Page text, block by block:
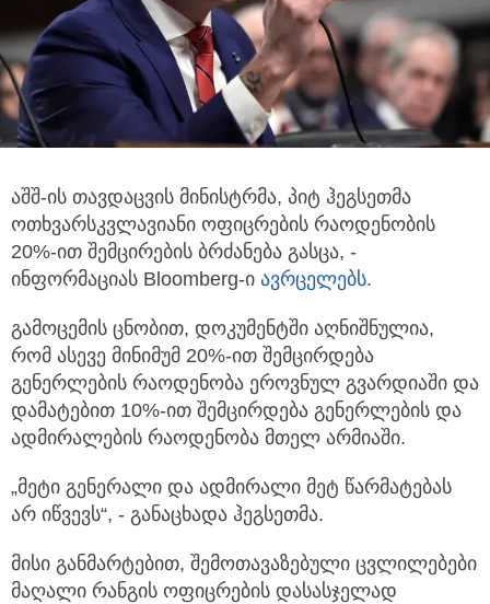
აშშ-ის თავდაცვის მინისტრმა, პიტ ჰეგსეთმა
ოთხვარსკვლავიანი ოფიცრების რაოდენობის
20%-ით შემცირების ბრძანება გასცა, -
ინფორმაციას Bloomberg-ი ავრცელებს.
გამოცემის ცნობით, დოკუმენტში აღნიშნულია,
რომ ასევე მინიმუმ 20%-ით შემცირდება
გენერლების რაოდენობა ეროვნულ გვარდიაში და
დამატებით 10%-ით შემცირდება გენერლების და
ადმირალების რაოდენობა მთელ არმიაში.
„მეტი გენერალი და ადმირალი მეტ წარმატებას
არ იწვევს“, - განაცხადა ჰეგსეთმა.
მისი განმარტებით, შემოთავაზებული ცვლილებები
მაღალი რანგის ოფიცრების დასასჯელად